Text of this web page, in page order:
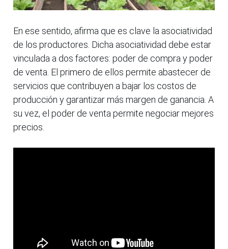
En ese sentido, afirma que es clave la asociatividad
de los productores. Dicha asociatividad debe estar
vinculada a dos factores: poder de compra y poder
de venta. El primero de ellos permite abastecer de
servicios que contribuyen a bajar los costos de
producción y garantizar más margen de ganancia. A
su vez, el poder de venta permite negociar mejores
precios.